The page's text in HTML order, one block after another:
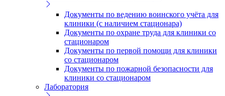
Документы по ведению воинского учёта для
клиники (с наличием стационара)
Документы по охране труда для клиники со
стационаром
Документы по первой помощи для клиники
со стационаром
Документы по пожарной безопасности для
клиники со стационаром
Лаборатория